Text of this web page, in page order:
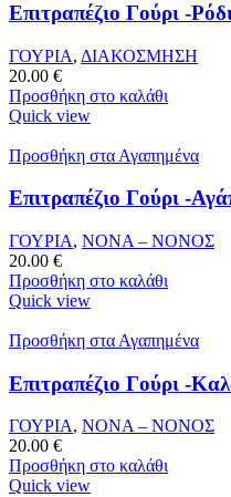
Επιτραπέζιο Γούρι -
ΓΟΥΡΙΑ, ΔΙΑΚΟΣΜΗΣΗ
20.00 €
Προσθήκη στο καλάθι
Quick view
Προσθήκη στα Αγαπημένα
Επιτραπέζιο Γούρι -
ΓΟΥΡΙΑ, ΝΟΝΑ – ΝΟΝΟΣ
20.00 €
Προσθήκη στο καλάθι
Quick view
Προσθήκη στα Αγαπημένα
Επιτραπέζιο Γούρι -
ΓΟΥΡΙΑ, ΝΟΝΑ – ΝΟΝΟΣ
20.00 €
Προσθήκη στο καλάθι
Quick view